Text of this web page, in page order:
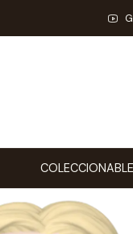
COLECCIONABLES